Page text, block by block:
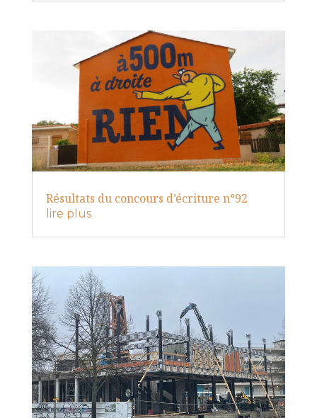
Résultats du concours d’écriture n°92
lire plus